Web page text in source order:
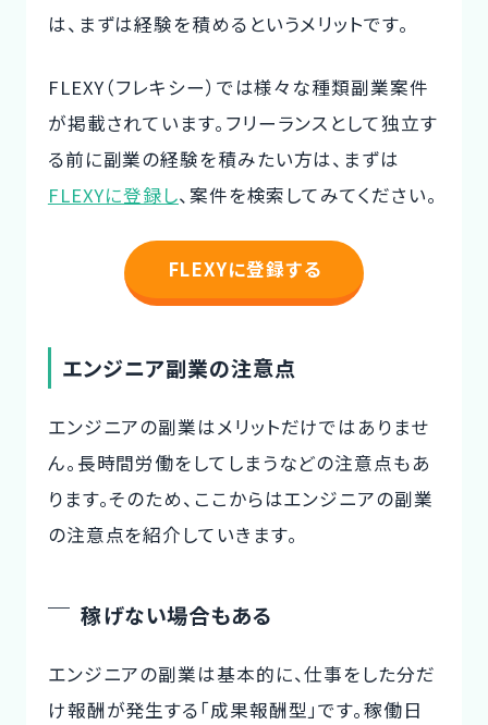
は、まずは経験を積めるというメリットです。
FLEXY（フレキシー）では様々な種類副業案件
が掲載されています。フリーランスとして独立す
る前に副業の経験を積みたい方は、まずは
FLEXYに登録し、案件を検索してみてください。
FLEXYに登録する
エンジニア副業の注意点
エンジニアの副業はメリットだけではありませ
ん。長時間労働をしてしまうなどの注意点もあ
ります。そのため、ここからはエンジニアの副業
の注意点を紹介していきます。
稼げない場合もある
エンジニアの副業は基本的に、仕事をした分だ
け報酬が発生する「成果報酬型」です。稼働日